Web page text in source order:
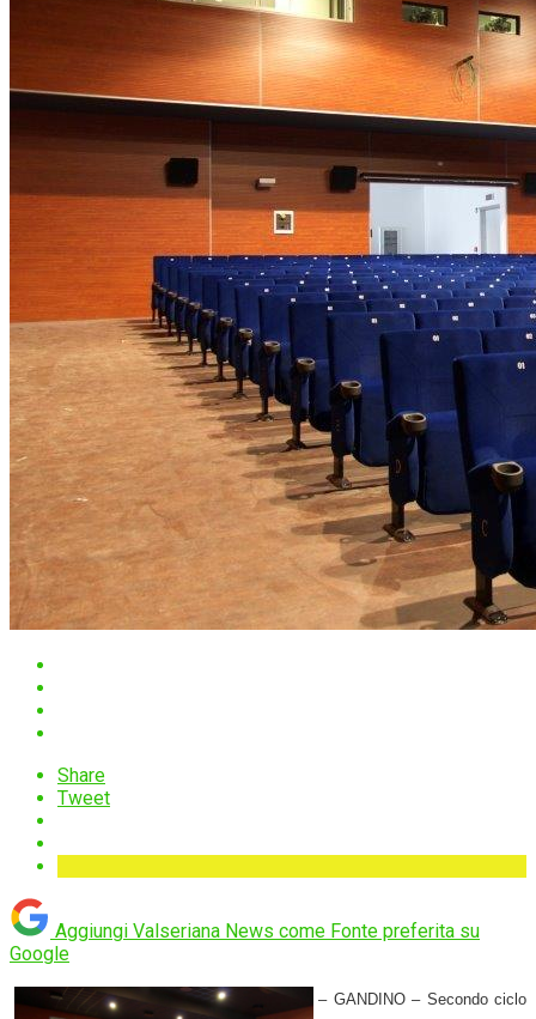
Share
Tweet
Aggiungi Valseriana News come Fonte preferita su
Google
– GANDINO – Secondo ciclo